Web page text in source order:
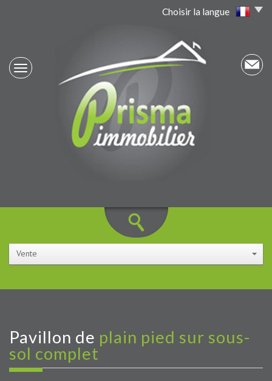
Choisir la langue
Vente
pavillon de plain pied sur sous-
sol complet